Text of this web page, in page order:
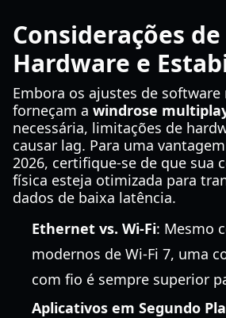
Considerações de
Hardware e
Embora os ajustes de software
forneçam a windrose
necessária, limitações de
causar lag. Para uma
2026, certifique-se de que sua
física esteja otimizada para
dados de baixa latência.
Ethernet vs. Wi-Fi: Mesmo
modernos de Wi-Fi 7, uma
com fio é sempre superior
Aplicativos em Segundo